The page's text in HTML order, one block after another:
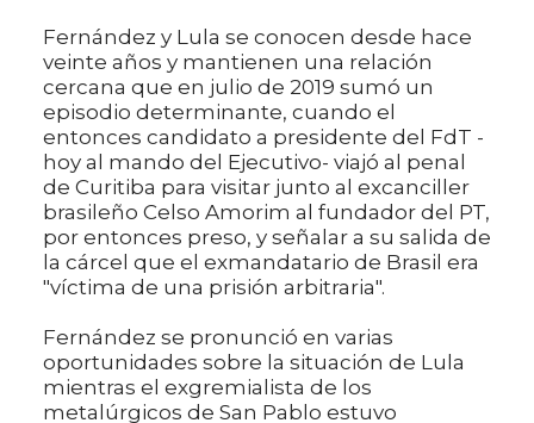
Fernández y Lula se conocen desde hace
veinte años y mantienen una relación
cercana que en julio de 2019 sumó un
episodio determinante, cuando el
entonces candidato a presidente del FdT -
hoy al mando del Ejecutivo- viajó al penal
de Curitiba para visitar junto al excanciller
brasileño Celso Amorim al fundador del PT,
por entonces preso, y señalar a su salida de
la cárcel que el exmandatario de Brasil era
"víctima de una prisión arbitraria".
Fernández se pronunció en varias
oportunidades sobre la situación de Lula
mientras el exgremialista de los
metalúrgicos de San Pablo estuvo